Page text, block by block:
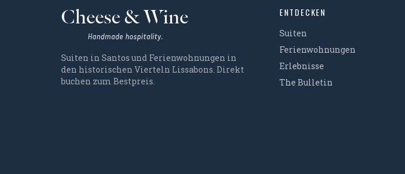
Cheese & Wine
Handmade hospitality.
Suiten in Santos und Ferienwohnungen in
den historischen Vierteln Lissabons. Direkt
buchen zum Bestpreis.
ENTDECKEN
Suiten
Ferienwohnungen
Erlebnisse
The Bulletin